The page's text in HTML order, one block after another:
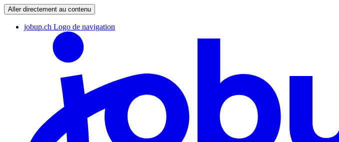
Aller directement au contenu
jobup.ch Logo de navigation